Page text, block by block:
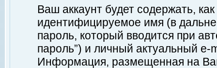
Ваш аккаунт будет содержать,
идентифицируемое имя (в
пароль, который вводится при
пароль”) и личный актуальный
Информация, размещенная на